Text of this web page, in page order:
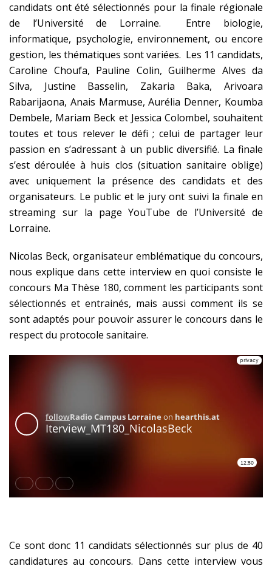
candidats ont été sélectionnés pour la finale régionale
de l’Université de Lorraine. Entre biologie,
informatique, psychologie, environnement, ou encore
gestion, les thématiques sont variées. Les 11 candidats,
Caroline Choufa, Pauline Colin, Guilherme Alves da
Silva, Justine Basselin, Zakaria Baka, Arivoara
Rabarijaona, Anais Marmuse, Aurélia Denner, Koumba
Dembele, Mariam Beck et Jessica Colombel, souhaitent
toutes et tous relever le défi ; celui de partager leur
passion en s’adressant à un public diversifié. La finale
s’est déroulée à huis clos (situation sanitaire oblige)
avec uniquement la présence des candidats et des
organisateurs. Le public et le jury ont suivi la finale en
streaming sur la page YouTube de l’Université de
Lorraine.
Nicolas Beck, organisateur emblématique du concours,
nous explique dans cette interview en quoi consiste le
concours Ma Thèse 180, comment les participants sont
sélectionnés et entrainés, mais aussi comment ils se
sont adaptés pour pouvoir assurer le concours dans le
respect du protocole sanitaire.
Ce sont donc 11 candidats sélectionnés sur plus de 40
candidatures au concours. Dans cette interview vous